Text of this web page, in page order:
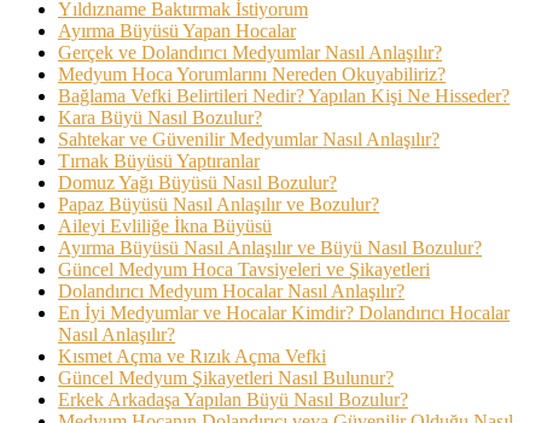
Yıldızname Baktırmak İstiyorum
Ayırma Büyüsü Yapan Hocalar
Gerçek ve Dolandırıcı Medyumlar Nasıl Anlaşılır?
Medyum Hoca Yorumlarını Nereden Okuyabiliriz?
Bağlama Vefki Belirtileri Nedir? Yapılan Kişi Ne Hisseder?
Kara Büyü Nasıl Bozulur?
Sahtekar ve Güvenilir Medyumlar Nasıl Anlaşılır?
Tırnak Büyüsü Yaptıranlar
Domuz Yağı Büyüsü Nasıl Bozulur?
Papaz Büyüsü Nasıl Anlaşılır ve Bozulur?
Aileyi Evliliğe İkna Büyüsü
Ayırma Büyüsü Nasıl Anlaşılır ve Büyü Nasıl Bozulur?
Güncel Medyum Hoca Tavsiyeleri ve Şikayetleri
Dolandırıcı Medyum Hocalar Nasıl Anlaşılır?
En İyi Medyumlar ve Hocalar Kimdir? Dolandırıcı Hocalar
Nasıl Anlaşılır?
Kısmet Açma ve Rızık Açma Vefki
Güncel Medyum Şikayetleri Nasıl Bulunur?
Erkek Arkadaşa Yapılan Büyü Nasıl Bozulur?